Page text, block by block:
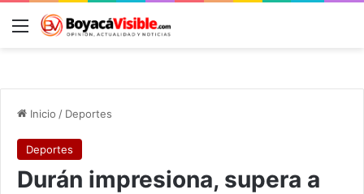
Menú
Inicio / Deportes
Deportes
Durán impresiona, supera a